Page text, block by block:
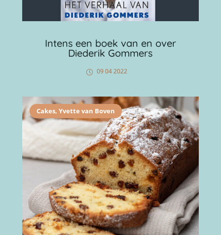
Intens een boek van en over
Diederik Gommers
09 04 2022
Cakes, Yvette van Boven